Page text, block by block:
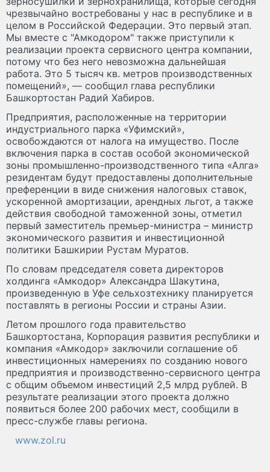
чрезвычайно востребованы у нас в республике и в
целом в Российской Федерации. Это первый этап.
Мы вместе с "Амкодором" также приступили к
реализации проекта сервисного центра компании,
потому что без него невозможна дальнейшая
работа. Это 5 тысяч кв. метров производственных
помещений», — сообщил глава республики
Башкортостан Радий Хабиров.
Предприятия, расположенные на территории
индустриального парка «Уфимский»,
освобождаются от налога на имущество. После
включения парка в состав особой экономической
зоны промышленно-производственного типа «Алга»
резидентам будут предоставлены дополнительные
преференции в виде снижения налоговых ставок,
ускоренной амортизации, арендных льгот, а также
действия свободной таможенной зоны, отметил
первый заместитель премьер-министра – министр
экономического развития и инвестиционной
политики Башкирии Рустам Муратов.
По словам председателя совета директоров
холдинга «Амкодор» Александра Шакутина,
произведенную в Уфе сельхозтехнику планируется
поставлять в регионы России и страны Азии.
Летом прошлого года правительство
Башкортостана, Корпорация развития республики и
компания «Амкодор» заключили соглашение об
инвестиционных намерениях по созданию нового
предприятия и производственно-сервисного центра
с общим объемом инвестиций 2,5 млрд рублей. В
результате реализации этого проекта должно
появиться более 200 рабочих мест, сообщили в
пресс-службе главы региона.
www.zol.ru